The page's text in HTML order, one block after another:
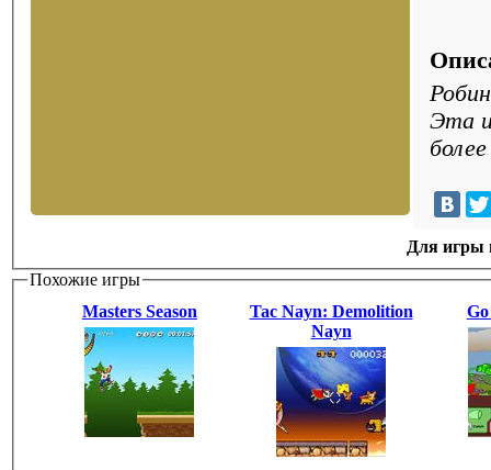
Эта
Для игры
Похожие игры
Masters Season
Tac Nayn: Demolition
Nayn